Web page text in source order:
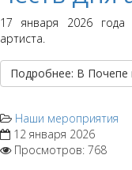
17 января 2026
артиста.
Подробнее: В Почепе
Наши мероприятия
12 января 2026
Просмотров: 768